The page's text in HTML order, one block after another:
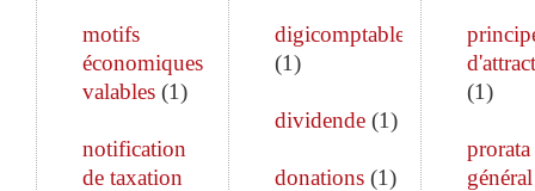
motifs
économiques
valables (1)
notification
de taxation
digicomptable
(1)
dividende(1)
donations(1)
(1)
prorata
général